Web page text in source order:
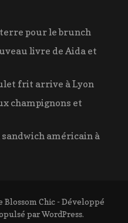
pour le brunch
livre de Aida et
frit arrive à Lyon
champignons et
américain à
Blossom Chic - Développé
parWordPress.